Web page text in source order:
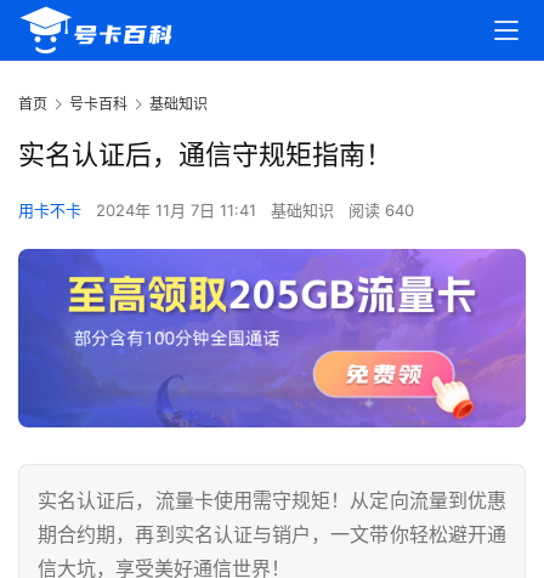
首页 号卡百科 基础知识
实名认证后，通信守规矩指南！
用卡不卡 2024年 11月 7日 11:41 基础知识 阅读 640
实名认证后，流量卡使用需守规矩！从定向流量到优惠
期合约期，再到实名认证与销户，一文带你轻松避开通
信大坑，享受美好通信世界！